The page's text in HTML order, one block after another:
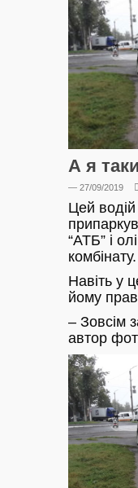
А я
— 27/09/2019
Цей водій
“АТБ” і
комбінату.
Навіть у
йому
– Зовсім
автор